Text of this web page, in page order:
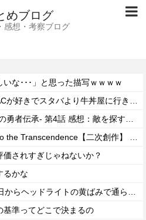
めブログ
感想・考察ブログ
いな･･･」と思った描写ｗｗｗｗ
されすぎじゃねないか？
るかな
基準ってどこで決まるの